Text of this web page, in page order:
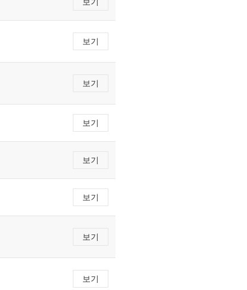
보기
보기
보기
보기
보기
보기
보기